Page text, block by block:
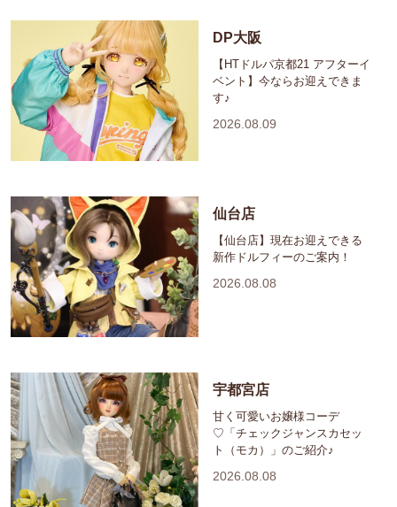
DP大阪
【HTドルパ京都21 アフターイ
ベント】今ならお迎えできま
す♪
2026.08.09
仙台店
【仙台店】現在お迎えできる
新作ドルフィーのご案内！
2026.08.08
宇都宮店
甘く可愛いお嬢様コーデ
♡「チェックジャンスカセッ
ト（モカ）」のご紹介♪
2026.08.08